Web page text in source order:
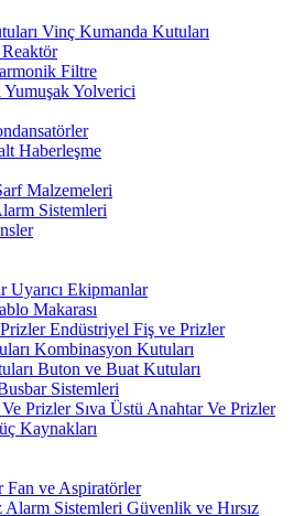
Vinç Kumanda Kutuları
Filtre
Yumuşak Yolverici
Haberleşme
Malzemeleri
Sistemleri
Uyarıcı Ekipmanlar
Makarası
Endüstriyel Fiş ve Prizler
Kombinasyon Kutuları
Buton ve Buat Kutuları
Sistemleri
Sıva Üstü Anahtar Ve Prizler
Kaynakları
Fan ve Aspiratörler
Güvenlik ve Hırsız